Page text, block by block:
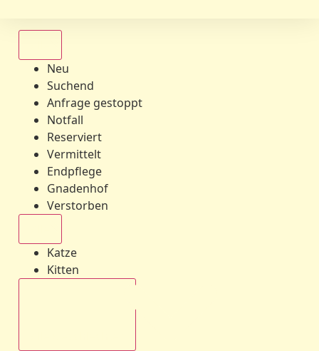
Neu
Suchend
Anfrage gestoppt
Notfall
Reserviert
Vermittelt
Endpflege
Gnadenhof
Verstorben
Katze
Kitten